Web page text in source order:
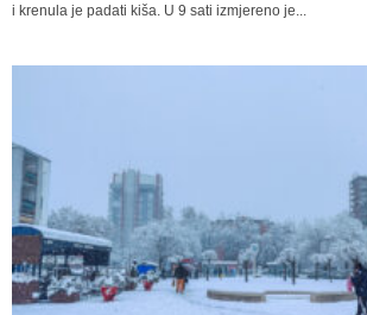
i krenula je padati kiša. U 9 sati izmjereno je...